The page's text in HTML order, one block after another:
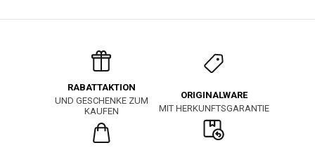
RABATTAKTION
UND GESCHENKE ZUM
KAUFEN
ORIGINALWARE
MIT HERKUNFTSGARANTIE